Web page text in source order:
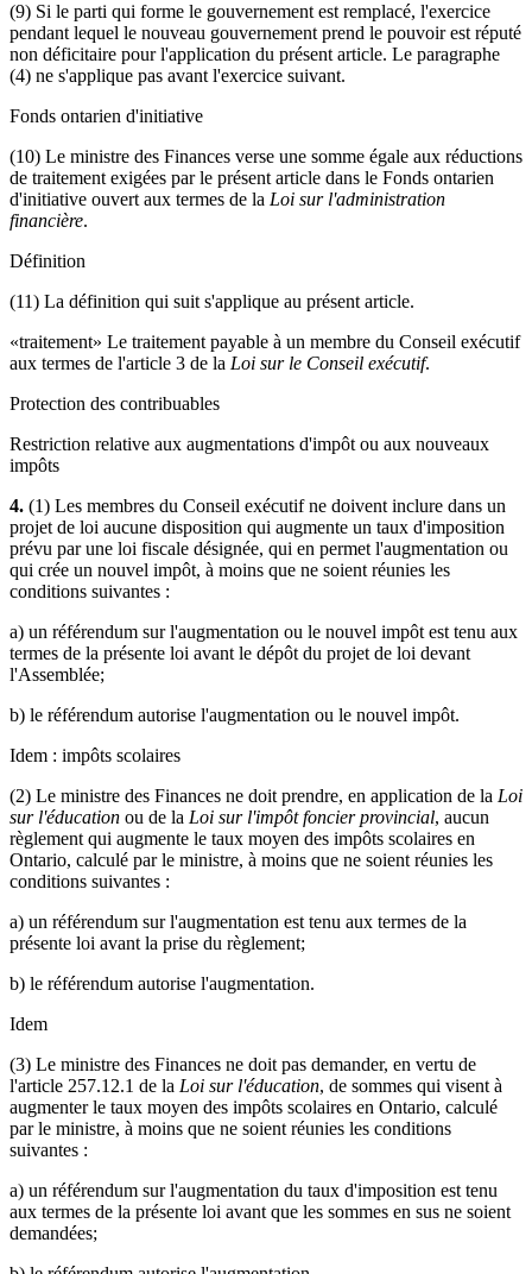
(9) Si le parti qui forme le gouvernement est remplacé, l'exercice
pendant lequel le nouveau gouvernement prend le pouvoir est réputé
non déficitaire pour l'application du présent article. Le paragraphe
(4) ne s'applique pas avant l'exercice suivant.
Fonds ontarien d'initiative
(10) Le ministre des Finances verse une somme égale aux réductions
de traitement exigées par le présent article dans le Fonds ontarien
d'initiative ouvert aux termes de la Loi sur l'administration
financière.
Définition
(11) La définition qui suit s'applique au présent article.
«traitement» Le traitement payable à un membre du Conseil exécutif
aux termes de l'article 3 de la Loi sur le Conseil exécutif.
Protection des contribuables
Restriction relative aux augmentations d'impôt ou aux nouveaux
impôts
4. (1) Les membres du Conseil exécutif ne doivent inclure dans un
projet de loi aucune disposition qui augmente un taux d'imposition
prévu par une loi fiscale désignée, qui en permet l'augmentation ou
qui crée un nouvel impôt, à moins que ne soient réunies les
conditions suivantes :
a) un référendum sur l'augmentation ou le nouvel impôt est tenu aux
termes de la présente loi avant le dépôt du projet de loi devant
l'Assemblée;
b) le référendum autorise l'augmentation ou le nouvel impôt.
Idem : impôts scolaires
(2) Le ministre des Finances ne doit prendre, en application de la Loi
sur l'éducation ou de la Loi sur l'impôt foncier provincial, aucun
règlement qui augmente le taux moyen des impôts scolaires en
Ontario, calculé par le ministre, à moins que ne soient réunies les
conditions suivantes :
a) un référendum sur l'augmentation est tenu aux termes de la
présente loi avant la prise du règlement;
b) le référendum autorise l'augmentation.
Idem
(3) Le ministre des Finances ne doit pas demander, en vertu de
l'article 257.12.1 de la Loi sur l'éducation, de sommes qui visent à
augmenter le taux moyen des impôts scolaires en Ontario, calculé
par le ministre, à moins que ne soient réunies les conditions
suivantes :
a) un référendum sur l'augmentation du taux d'imposition est tenu
aux termes de la présente loi avant que les sommes en sus ne soient
demandées;